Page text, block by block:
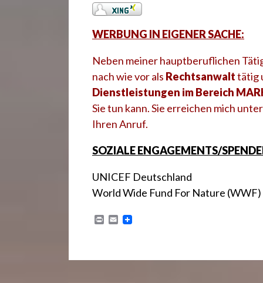
WERBUNG IN EIGENER SACHE:
Neben meiner hauptberuflichen
nach wie vor als Rechtsanwalttätig
Dienstleistungen im Bereich
Sie tun kann. Sie erreichen mich
Ihren Anruf.
SOZIALE ENGAGEMENTS/
UNICEF Deutschland
World Wide Fund For Nature (WWF)
E